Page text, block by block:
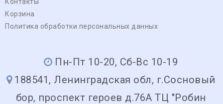
Корзина
Политика обработки персональных данных
Пн-Пт 10-20, Сб-Вс 10-19
188541, Ленинградская обл, г.Сосновый
бор, проспект героев д.76А ТЦ "Робин